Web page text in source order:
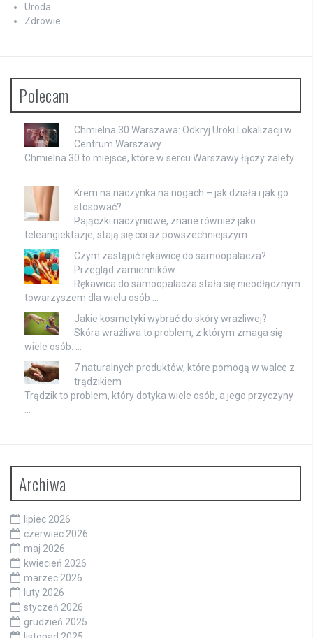
Uroda
Zdrowie
Polecam
Chmielna 30 Warszawa: Odkryj Uroki Lokalizacji w
Centrum Warszawy
Chmielna 30 to miejsce, które w sercu Warszawy łączy zalety
…
Krem na naczynka na nogach – jak działa i jak go
stosować?
Pajączki naczyniowe, znane również jako
teleangiektazje, stają się coraz powszechniejszym …
Czym zastąpić rękawicę do samoopalacza?
Przegląd zamienników
Rękawica do samoopalacza stała się nieodłącznym
towarzyszem dla wielu osób …
Jakie kosmetyki wybrać do skóry wrażliwej?
Skóra wrażliwa to problem, z którym zmaga się
wiele osób. …
7 naturalnych produktów, które pomogą w walce z
trądzikiem
Trądzik to problem, który dotyka wiele osób, a jego przyczyny
…
Archiwa
lipiec 2026
czerwiec 2026
maj 2026
kwiecień 2026
marzec 2026
luty 2026
styczeń 2026
grudzień 2025